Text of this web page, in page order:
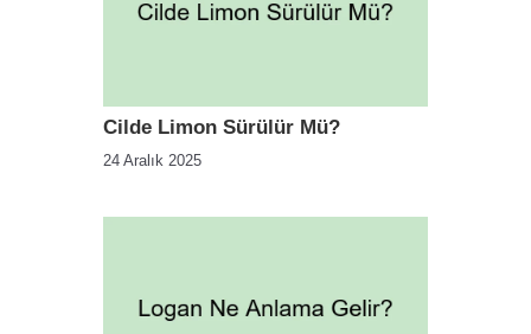
Cilde Limon Sürülür Mü?
24 Aralık 2025